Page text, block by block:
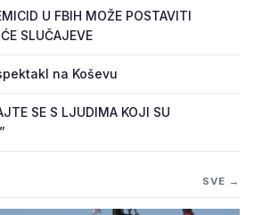
U FBIH MOŽE POSTAVITI
SLUČAJEVE
na Koševu
SE S LJUDIMA KOJI SU
SVE →